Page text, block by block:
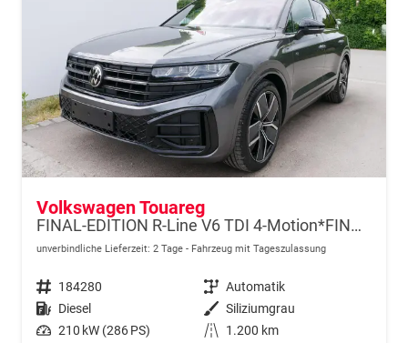
Volkswagen Touareg
FINAL-EDITION R-Line V6 TDI 4-Motion*FINAL-EDITION*AHK-SCHWENKBAR*NAVI*ACC*PDC*LED*SHZ*21-ZOLL
unverbindliche Lieferzeit: 2 Tage Fahrzeug mit Tageszulassung
Fahrzeugnr. 184280 Getriebe Automatik
Kraftstoff Diesel Außenfarbe Siliziumgrau
Leistung 210 kW (286 PS) Kilometerstand
1.200 km